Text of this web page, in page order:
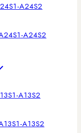
A24S2
A13S2